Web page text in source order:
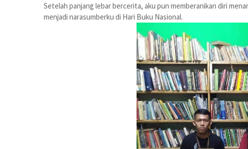
Setelah panjang lebar bercerita, aku pun memberanikan diri
menjadi narasumberku di Hari Buku Nasional.